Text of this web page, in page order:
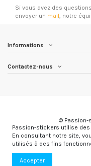
Si vous avez des
envoyer un mail, notre
Informations
Contactez-nous
© Passion-
Passion-stickers utilise
En consultant notre site,
utilisés à des fins
Accepter